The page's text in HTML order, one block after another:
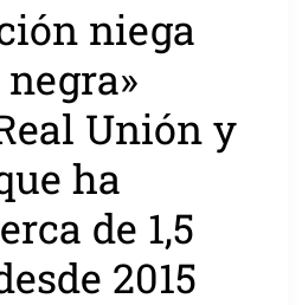
niega
Unión y
ha
de 1,5
2015